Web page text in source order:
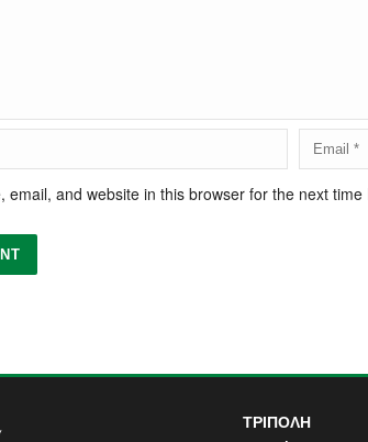
email, and website in this browser for the next time
ΤΡΙΠΟΛΗ